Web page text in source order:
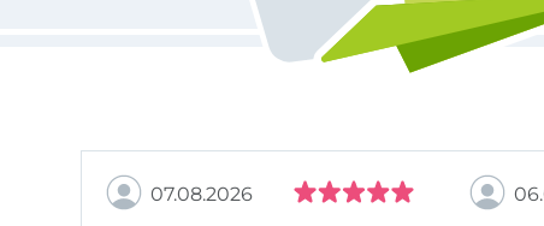
07.08.2026